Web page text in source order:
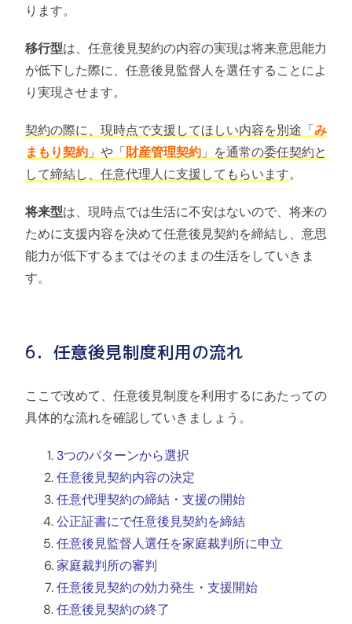
ります。
移行型は、任意後見契約の内容の実現は将来意思能力
が低下した際に、任意後見監督人を選任することによ
り実現させます。
契約の際に、現時点で支援してほしい内容を別途「み
まもり契約 」や「財産管理契約 」を通常の委任契約と
して締結し、任意代理人に支援してもらいます。
将来型は、現時点では生活に不安はないので、将来の
ために支援内容を決めて任意後見契約を締結し、意思
能力が低下するまではそのままの生活をしていきま
す。
6．任意後見制度利用の流れ
ここで改めて、任意後見制度を利用するにあたっての
具体的な流れを確認していきましょう。
3つのパターンから選択
任意後見契約内容の決定
任意代理契約の締結・支援の開始
公正証書にで任意後見契約を締結
任意後見監督人選任を家庭裁判所に申立
家庭裁判所の審判
任意後見契約の効力発生・支援開始
任意後見契約の終了